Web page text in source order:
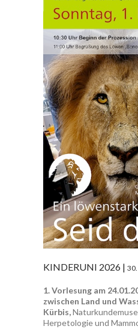
KINDERUNI 2026
1. Vorlesung am
zwischen Land und
Kürbis,
Herpetologie und